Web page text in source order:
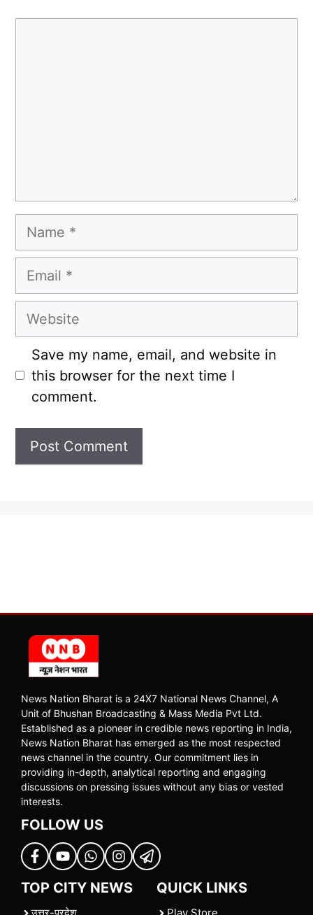
Name
Email
Website
Save my name, email, and website in
this browser for the next time I
comment.
News Nation Bharat is a 24X7 National News Channel, A
Unit of Bhushan Broadcasting & Mass Media Pvt Ltd.
Established as a pioneer in credible news reporting in India,
News Nation Bharat has emerged as the most respected
news channel in the country. Our commitment lies in
providing in-depth, analytical reporting and engaging
discussions on pressing issues without any bias or vested
interests.
FOLLOW US
TOP CITY NEWS QUICK LINKS